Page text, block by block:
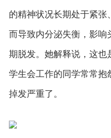
的精神状况长期处于紧张
而导致内分泌失衡，影响
期脱发。她解释说，这也
学生会工作的同学常常抱
掉发严重了。